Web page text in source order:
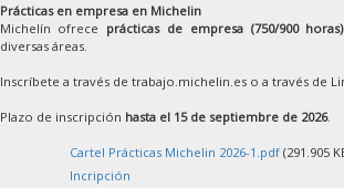
Prácticas en empresa en Michelin
Michelín ofrece prácticas de empresa (750/900 horas)
diversas áreas.
Inscríbete a través de trabajo.michelin.es o a través de
Plazo de inscripción hasta el 15 de septiembre de 2026.
Cartel Prácticas Michelin 2026-1.pdf(291.905
Incripción